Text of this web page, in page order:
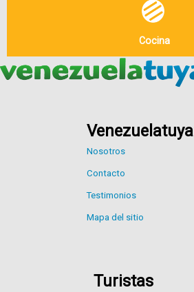
Cocina
Venezuelatuya
Nosotros
Contacto
Testimonios
Mapa del sitio
Turistas